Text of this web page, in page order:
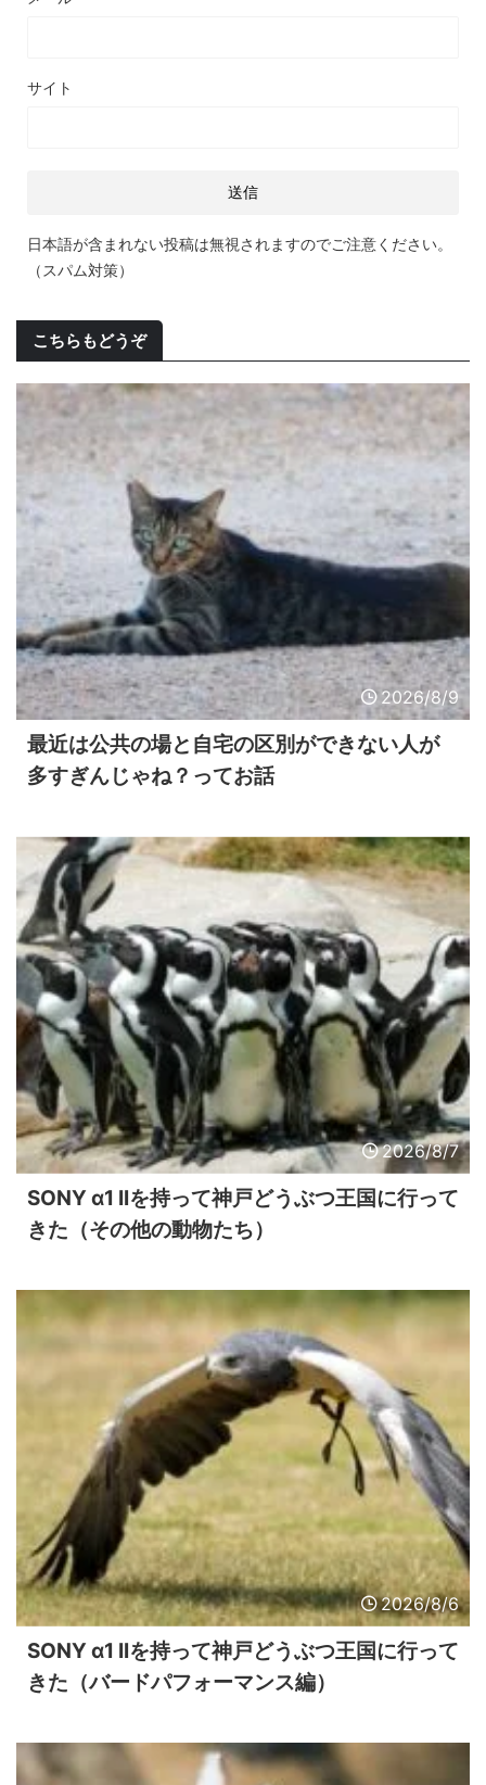
サイト
日本語が含まれない投稿は無視されますのでご注意ください。
（スパム対策）
こちらもどうぞ
2026/8/9
最近は公共の場と自宅の区別ができない人が
多すぎんじゃね？ってお話
2026/8/7
SONY α1 IIを持って神戸どうぶつ王国に行って
きた（その他の動物たち）
2026/8/6
SONY α1 IIを持って神戸どうぶつ王国に行って
きた（バードパフォーマンス編）